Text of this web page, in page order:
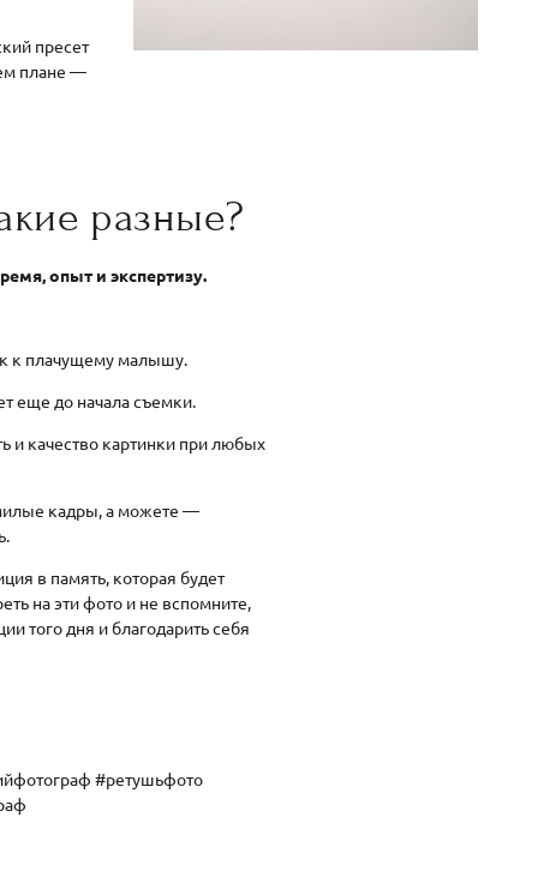
пресет
плане —
разные?
опыт и экспертизу.
к плачущему малышу.
еще до начала съемки.
и качество картинки при любых
кадры, а можете —
в память, которая будет
на эти фото и не вспомните,
того дня и благодарить себя
#ретушьфото